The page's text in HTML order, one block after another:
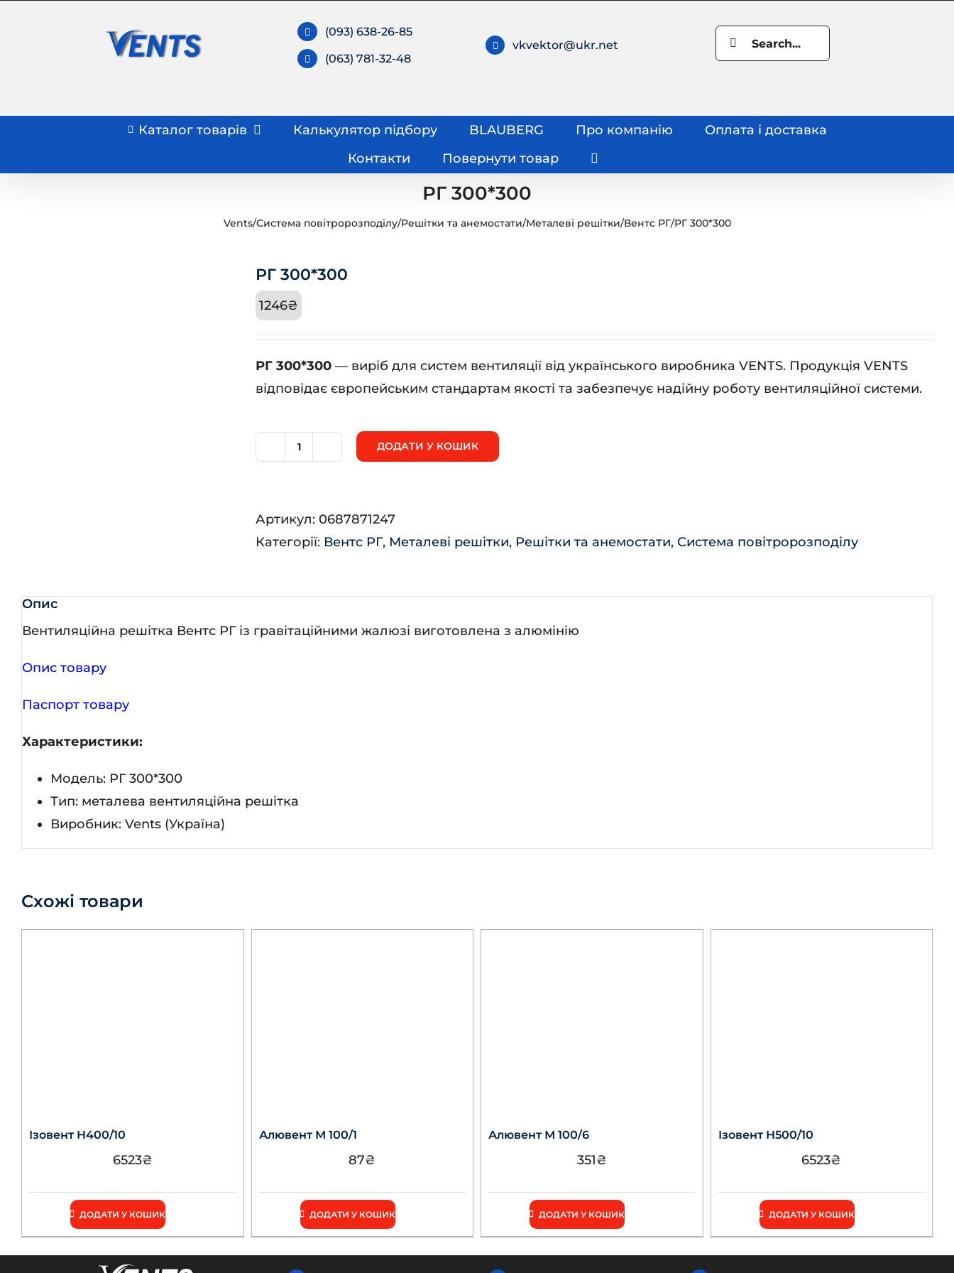
(093) 638-26-85
(063) 781-32-48
vkvektor@ukr.net
Search
for:
Каталог товарів Калькулятор підбору BLAUBERG Про компанію
Оплата і доставка
Контакти
Повернути товар
РГ 300*300
Vents/Система повітророзподілу/Решітки та анемостати/Металеві решітки/Вентс РГ/РГ 300*300
РГ 300*300
1246₴
РГ 300*300 — виріб для систем вентиляції від українського виробника VENTS. Продукція VENTS
відповідає європейським стандартам якості та забезпечує надійну роботу вентиляційної системи.
ДОДАТИ У КОШИК
Артикул: 0687871247
Категорії: Вентс РГ, Металеві решітки, Решітки та анемостати, Система повітророзподілу
Опис
Вентиляційна решітка Вентс РГ із гравітаційними жалюзі виготовлена з алюмінію
Опис товару
Паспорт товару
Характеристики:
Модель: РГ 300*300
Тип: металева вентиляційна решітка
Виробник: Vents (Україна)
Схожі товари
Ізовент Н400/10
6523₴
ДОДАТИ У КОШИК
Алювент М 100/1
87₴
ДОДАТИ У КОШИК
Алювент М 100/6
351₴
ДОДАТИ У КОШИК
Ізовент Н500/10
6523₴
ДОДАТИ У КОШИК